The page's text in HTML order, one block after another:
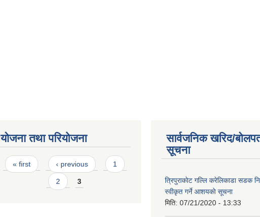
योजना तथा परियोजना
Pages
« first ‹ previous 1
2 3
सार्वजनिक खरिद/
सूचना
त्रिपुराकाेट गल्लि करेलिकाडा सडक
स्वीकृत गर्ने आशयकाे सूचना
मिति: 07/21/2020 - 13:33